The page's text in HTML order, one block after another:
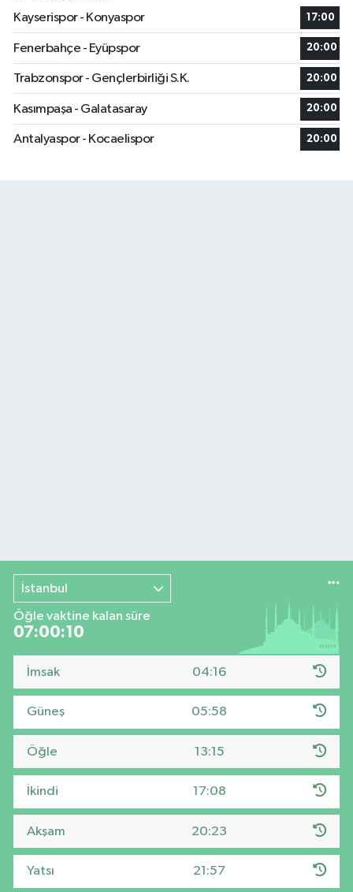
Kayserispor - Konyaspor
17:00
Fenerbahçe - Eyüpspor 20:00
Trabzonspor - Gençlerbirliği S.K. 20:00
Kasımpaşa - Galatasaray 20:00
Antalyaspor - Kocaelispor 20:00
İstanbul
Öğle vaktine kalan süre
07:00:09
İmsak 04:16
Güneş 05:58
Öğle 13:15
İkindi 17:08
Akşam 20:23
Yatsı 21:57